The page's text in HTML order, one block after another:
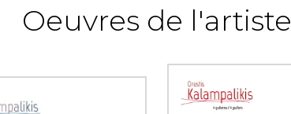
Oeuvres de l'artiste